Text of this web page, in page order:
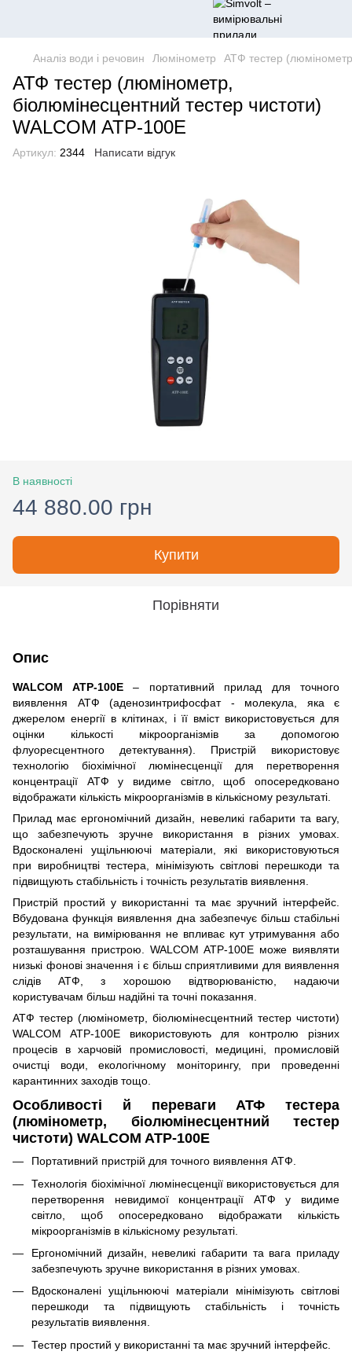
Аналіз води і речовин Люмінометр АТФ тестер
АТФ тестер (люмінометр,
біолюмінесцентний тестер чистоти)
WALCOM ATP-100E
Артикул: 2344 Написати відгук
В наявності
44 880.00 грн
Купити
Порівняти
Опис
WALCOM ATP-100E– портативний прилад для точного
виявлення АТФ (аденозинтрифосфат - молекула, яка є
джерелом енергії в клітинах, і її вміст використовується для
оцінки кількості мікроорганізмів за допомогою
флуоресцентного детектування). Пристрій використовує
технологію біохімічної люмінесценції для перетворення
концентрації АТФ у видиме світло, щоб опосередковано
відображати кількість мікроорганізмів в кількісному результаті.
Прилад має ергономічний дизайн, невеликі габарити та вагу,
що забезпечують зручне використання в різних умовах.
Вдосконалені ущільнюючі матеріали, які використовуються
при виробництві тестера, мінімізують світлові перешкоди та
підвищують стабільність і точність результатів виявлення.
Пристрій простий у використанні та має зручний інтерфейс.
Вбудована функція виявлення дна забезпечує більш стабільні
результати, на вимірювання не впливає кут утримування або
розташування пристрою. WALCOM ATP-100E може виявляти
низькі фонові значення і є більш сприятливими для виявлення
слідів АТФ, з хорошою відтворюваністю, надаючи
користувачам більш надійні та точні показання.
АТФ тестер (люмінометр, біолюмінесцентний тестер чистоти)
WALCOM ATP-100E використовують для контролю різних
процесів в харчовій промисловості, медицині, промисловій
очистці води, екологічному моніторингу, при проведенні
карантинних заходів тощо.
Особливості й переваги АТФ тестера
(люмінометр, біолюмінесцентний тестер
чистоти) WALCOM ATP-100E
Портативний пристрій для точного виявлення АТФ.
Технологія біохімічної люмінесценції використовується для
перетворення невидимої концентрації АТФ у видиме
світло, щоб опосередковано відображати кількість
мікроорганізмів в кількісному результаті.
Ергономічний дизайн, невеликі габарити та вага приладу
забезпечують зручне використання в різних умовах.
Вдосконалені ущільнюючі матеріали мінімізують світлові
перешкоди та підвищують стабільність і точність
результатів виявлення.
Тестер простий у використанні та має зручний інтерфейс.